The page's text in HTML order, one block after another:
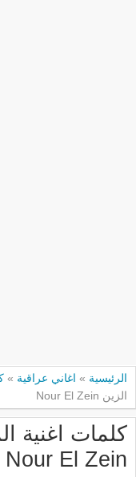
الرئيسية » اغاني عراقية »
الزين Nour El Zein
كلمات اغنية
Nour El Zein